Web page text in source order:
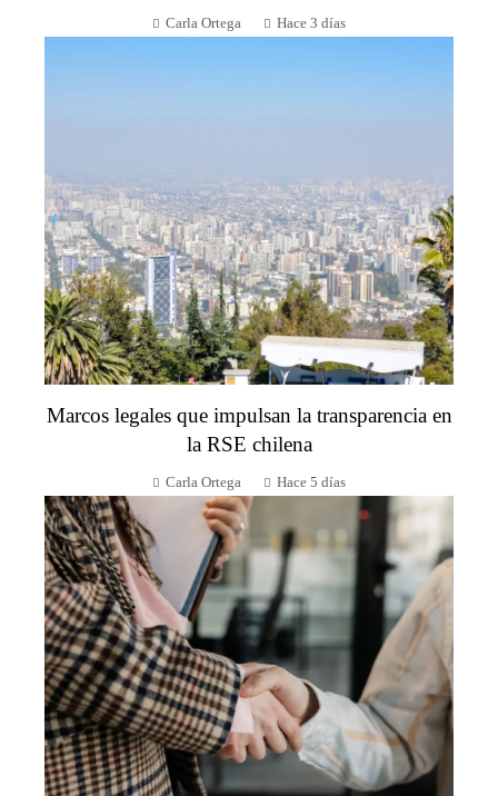
Carla Ortega Hace 3 días
Marcos legales que impulsan la transparencia en
la RSE chilena
Carla Ortega Hace 5 días